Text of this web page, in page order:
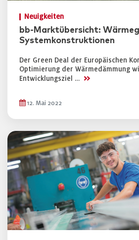
Neuigkeiten
bb-Marktübersicht:
Systemkonstruktionen
Der Green Deal der Europäischen
Optimierung der Wärmedämmung
Entwicklungsziel … >>
12. Mai 2022